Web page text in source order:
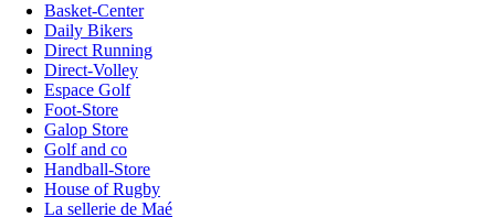
Basket-Center
Daily Bikers
Direct Running
Direct-Volley
Espace Golf
Foot-Store
Galop Store
Golf and co
Handball-Store
House of Rugby
La sellerie de Maé